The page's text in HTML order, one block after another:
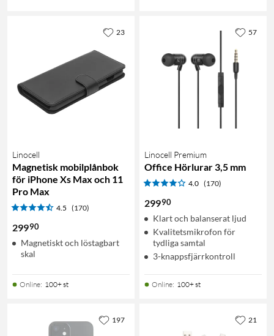
Linocell
Magnetisk mobilplånbok
för iPhone Xs Max och 11
Pro Max
4.5 (170)
29990
Magnetiskt och löstagbart
skal
Online: 100+ st
23
Linocell Premium
Office Hörlurar 3,5 mm
4.0 (170)
29990
Klart och balanserat ljud
Kvalitetsmikrofon för
tydliga samtal
3-knappsfjärrkontroll
Online: 100+ st
57
197 21